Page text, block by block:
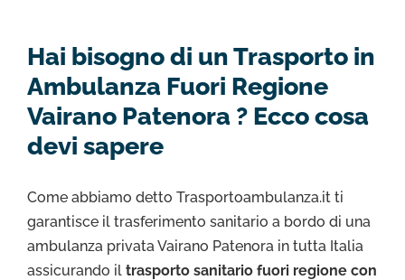
Hai bisogno di un Trasporto in
Ambulanza Fuori Regione
Vairano Patenora ? Ecco cosa
devi sapere
Come abbiamo detto Trasportoambulanza.it ti
garantisce il trasferimento sanitario a bordo di una
ambulanza privata Vairano Patenora in tutta Italia
assicurando il trasporto sanitario fuori regione con